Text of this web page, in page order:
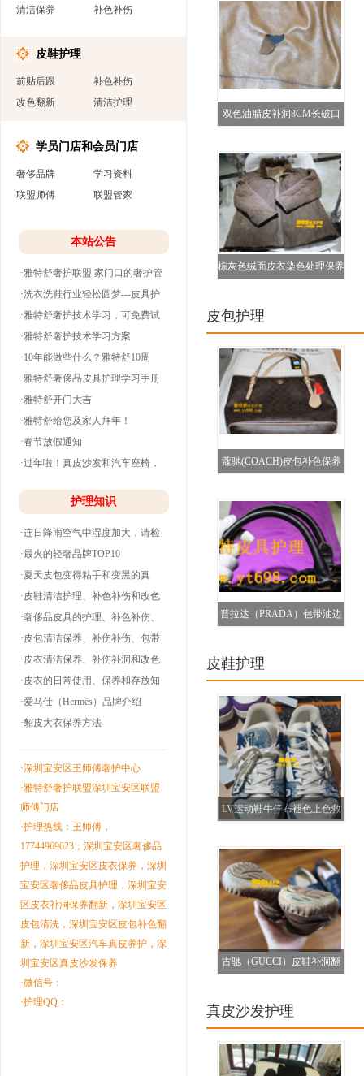
清洁保养
补色补伤
皮鞋护理
前贴后跟
补色补伤
改色翻新
清洁护理
学员门店和会员门店
奢侈品牌
学习资料
联盟师傅
联盟管家
本站公告
·雅特舒奢护联盟 家门口的奢护管
家
·洗衣洗鞋行业轻松圆梦---皮具护
理
·雅特舒奢护技术学习，可免费试
学并分期付款
·雅特舒奢护技术学习方案
·10年能做些什么？雅特舒10周
年。
·雅特舒奢侈品皮具护理学习手册
·雅特舒开门大吉
·雅特舒给您及家人拜年！
·春节放假通知
·过年啦！真皮沙发和汽车座椅，
护理知识
·连日降雨空气中湿度加大，请检
查下你的皮衣
·最火的轻奢品牌TOP10
·夏天皮包变得粘手和变黑的真
相！
·皮鞋清洁护理、补色补伤和改色
翻新！
·奢侈品皮具的护理、补色补伤、
包带油边和翻
·皮包清洁保养、补伤补伤、包带
洞边和改色翻
·皮衣清洁保养、补伤补洞和改色
翻新！
·皮衣的日常使用、保养和存放知
识！
·爱马仕（Hermès）品牌介绍
·貂皮大衣保养方法
·深圳宝安区王师傅奢护中心
·雅特舒奢护联盟深圳宝安区联盟
师傅门店
·护理热线：王师傅，
17744969623；深圳宝安区奢侈品
护理，深圳宝安区皮衣保养，深圳
宝安区奢侈品皮具护理，深圳宝安
区皮衣补洞保养翻新，深圳宝安区
皮包清洗，深圳宝安区皮包补色翻
新，深圳宝安区汽车真皮养护，深
圳宝安区真皮沙发保养
·微信号：
·护理QQ：
双色油腊皮补洞8CM长破口
棕灰色绒面皮衣染色处理保养
皮包护理
蔻驰(COACH)皮包补色保养
普拉达（PRADA）包带油边
皮鞋护理
LV运动鞋牛仔布褪色上色救
古驰（GUCCI）皮鞋补洞翻
真皮沙发护理